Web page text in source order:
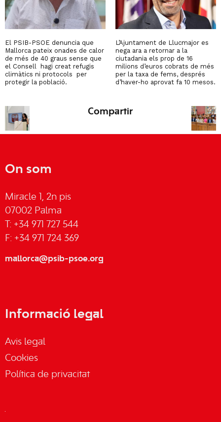
El PSIB-PSOE denuncia que
Mallorca pateix onades de calor
de més de 40 graus sense que
el Consell hagi creat refugis
climàtics ni protocols per
protegir la població.
L’Ajuntament de Llucmajor es
nega ara a retornar a la
ciutadania els prop de 16
milions d’euros cobrats de més
per la taxa de fems, després
d’haver-ho aprovat fa 10 mesos.
Compartir
On som
Miracle 1, 2n pis
07002 Palma
T: +34 971 727 544
F: +34 971 724 369
mallorca@psib-psoe.org
Informació legal
Avis legal
Cookies
Política de privacitat